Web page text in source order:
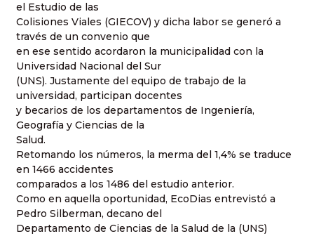
el Estudio de las
Colisiones Viales (GIECOV) y dicha labor se generó a
través de un convenio que
en ese sentido acordaron la municipalidad con la
Universidad Nacional del Sur
(UNS). Justamente del equipo de trabajo de la
universidad, participan docentes
y becarios de los departamentos de Ingeniería,
Geografía y Ciencias de la
Salud.
Retomando los números, la merma del 1,4% se traduce
en 1466 accidentes
comparados a los 1486 del estudio anterior.
Como en aquella oportunidad, EcoDias entrevistó a
Pedro Silberman, decano del
Departamento de Ciencias de la Salud de la (UNS)